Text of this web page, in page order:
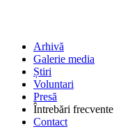
Arhivă
Galerie media
Știri
Voluntari
Presă
Întrebări frecvente
Contact